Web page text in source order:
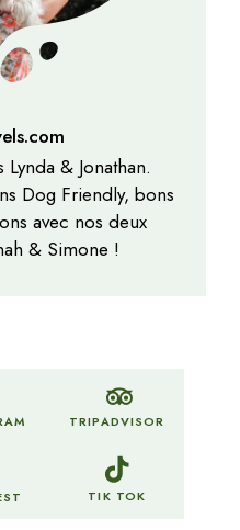
& Jonathan.
Dog Friendly, bons
avec nos deux
& Simone !
TRIPADVISOR
TIK TOK